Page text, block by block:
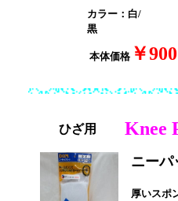
ひざ用
ニーパ
厚いスポ
本体価格 ￥900
カラー：白/
黒
Knee